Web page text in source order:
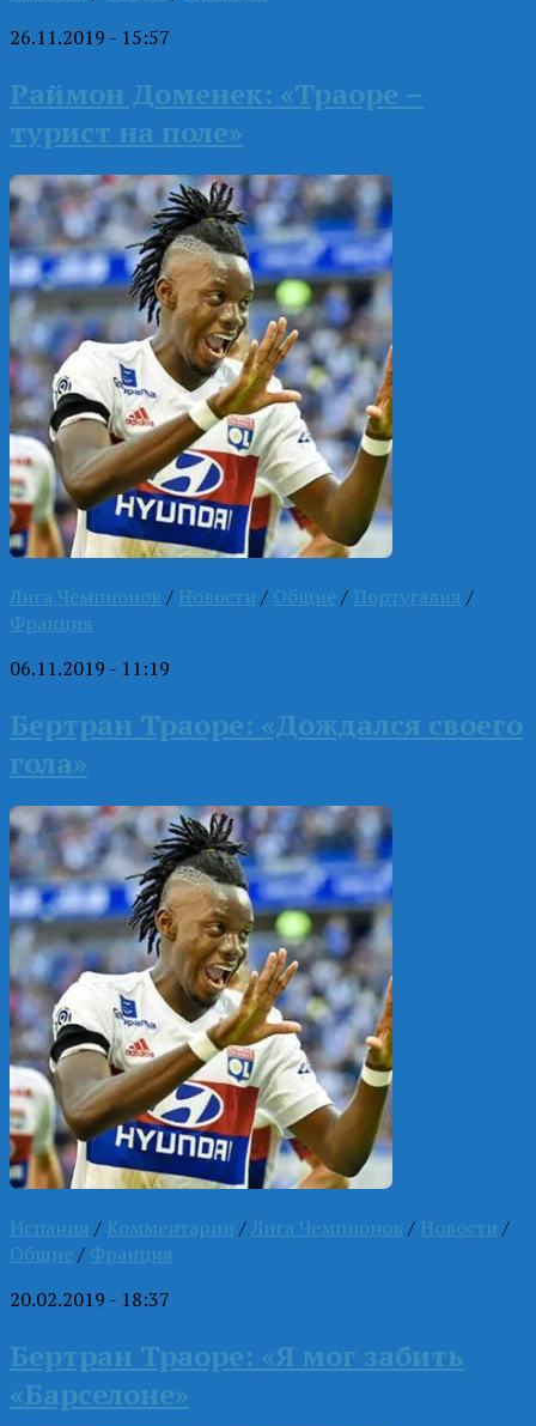
26.11.2019 - 15:57
Раймон Доменек: «Траоре –
турист на поле»
Лига Чемпионов / Новости / Общие / Португалия /
Франция
06.11.2019 - 11:19
Бертран Траоре: «Дождался своего
гола»
Испания / Комментарии /Лига Чемпионов / Новости /
Общие / Франция
20.02.2019 - 18:37
Бертран Траоре: «Я мог забить
«Барселоне»